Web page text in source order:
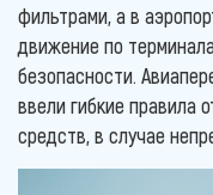
фильтрами, а в
движение по
безопасности.
ввели гибкие правила
средств, в случае